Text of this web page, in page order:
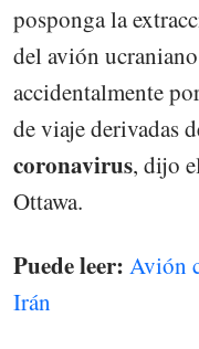
posponga la
del avión
accidentalmente
de viaje derivadas
coronavirus, dijo
Ottawa.
Puede leer: Avión
Irán